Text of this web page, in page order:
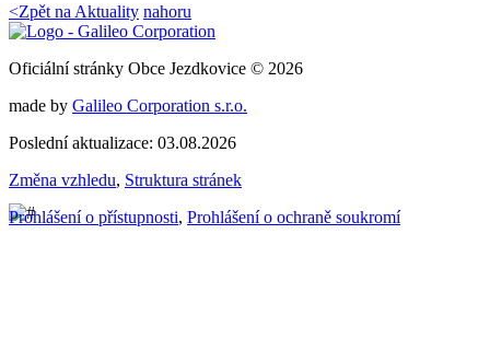
<Zpět na Aktuality nahoru
Oficiální stránky Obce Jezdkovice © 2026
made by Galileo Corporation s.r.o.
Poslední aktualizace: 03.08.2026
Změna vzhledu, Struktura stránek
Prohlášení o přístupnosti, Prohlášení o ochraně soukromí